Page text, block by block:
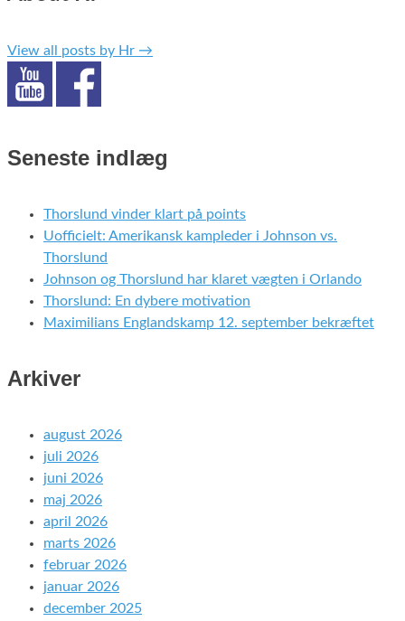
View all posts by Hr →
Seneste indlæg
Thorslund vinder klart på points
Uofficielt: Amerikansk kampleder i Johnson vs.
Thorslund
Johnson og Thorslund har klaret vægten i Orlando
Thorslund: En dybere motivation
Maximilians Englandskamp 12. september bekræftet
Arkiver
august 2026
juli 2026
juni 2026
maj 2026
april 2026
marts 2026
februar 2026
januar 2026
december 2025